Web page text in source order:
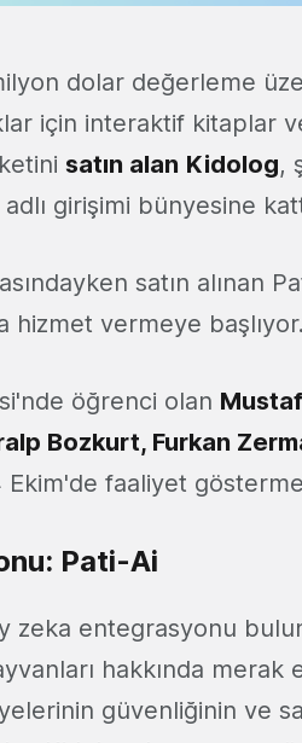
dolar değerleme
için interaktif kitaplar
satın alan Kidolog,
adlı girişimi bünyesine
satın alınan
hizmet vermeye başlıyor.
öğrenci olan
Bozkurt, Furkan
faaliyet
Pati-Ai
zeka entegrasyonu
hakkında
güvenliğinin ve